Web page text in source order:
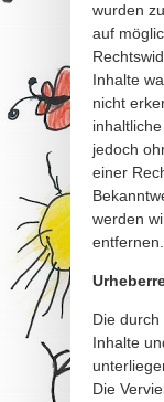
wurden
auf
Inhalte
nicht
jedoch
einer
werden
entfernen.
Die
Inhalte
Die